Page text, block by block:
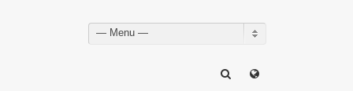
— Menu —